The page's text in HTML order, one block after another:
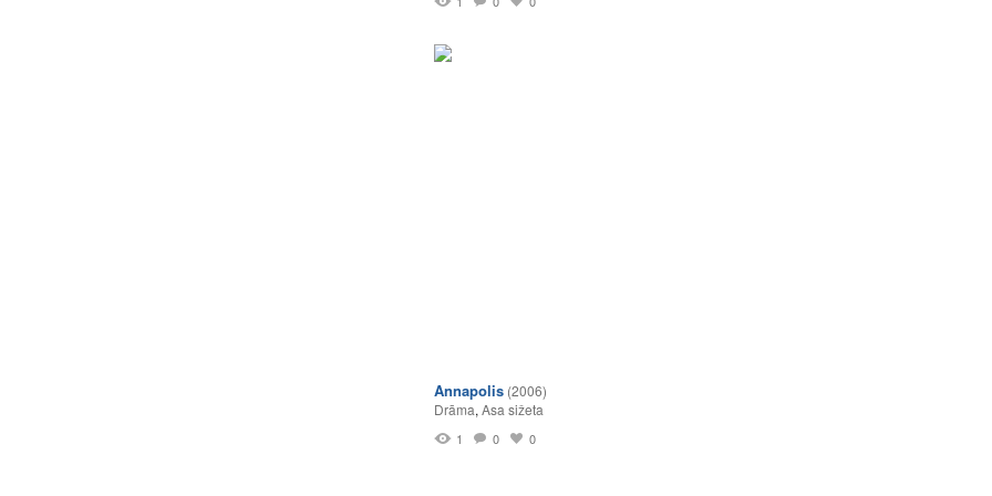
Annapolis (2006)
Drāma, Asa sižeta
1 0 0